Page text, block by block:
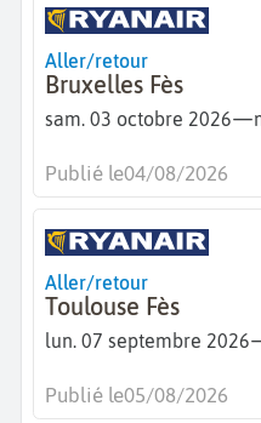
Aller/retour
Bruxelles Fès
sam. 03 octobre 2026—
Publié le04/08/2026
Aller/retour
Toulouse Fès
lun. 07 septembre 2026
Publié le05/08/2026